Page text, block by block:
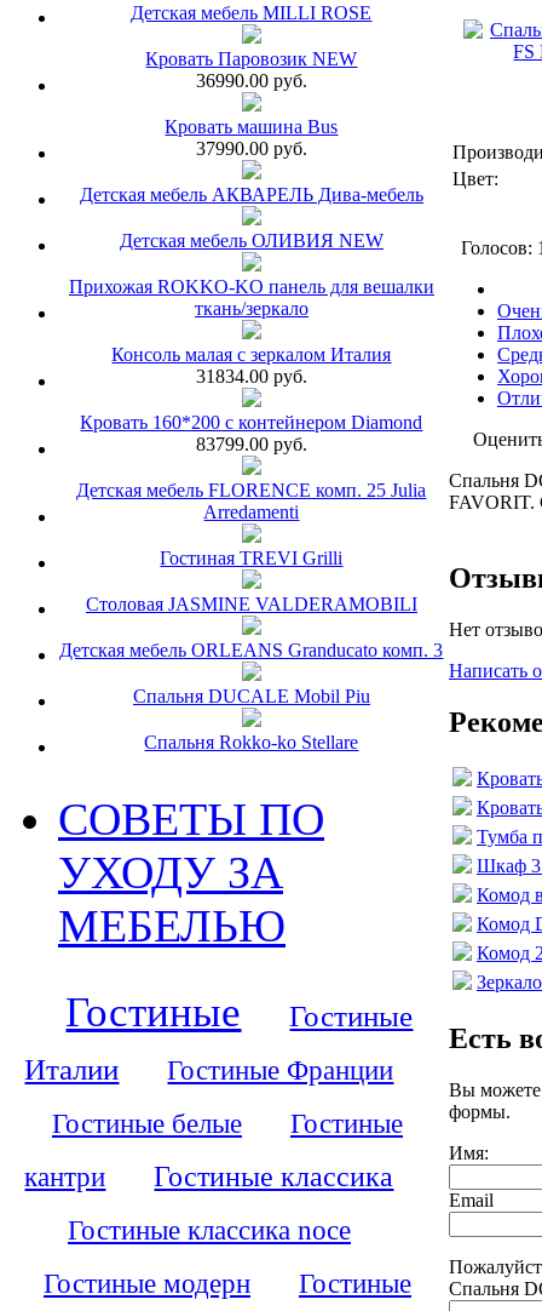
Детская мебель MILLI ROSE
Кровать Паровозик NEW
36990.00 руб.
Кровать машина Bus
37990.00 руб.
Детская мебель АКВАРЕЛЬ Дива-мебель
Детская мебель ОЛИВИЯ NEW
Прихожая ROKKO-KO панель для вешалки
ткань/зеркало
Консоль малая с зеркалом Италия
31834.00 руб.
Кровать 160*200 с контейнером Diamond
83799.00 руб.
Детская мебель FLORENCE комп. 25 Julia
Arredamenti
Гостиная TREVI Grilli
Столовая JASMINE VALDERAMOBILI
Детская мебель ORLEANS Granducato комп. 3
Спальня DUCALE Mobil Piu
Спальня Rokko-ko Stellare
СОВЕТЫ ПО
УХОДУ ЗА
МЕБЕЛЬЮ
Гостиные
Гостиные
Италии
Гостиные Франции
Гостиные белые
Гостиные
кантри
Гостиные классика
Гостиные классика noce
Гостиные модерн
Гостиные
Цвет:
Голосов:
Спальня
FAVORIT.
Нет
Написать
Тумба
Шкаф 3
Комод
Комод
Комод
Есть
Вы можете
формы.
Имя:
Email
Спальня